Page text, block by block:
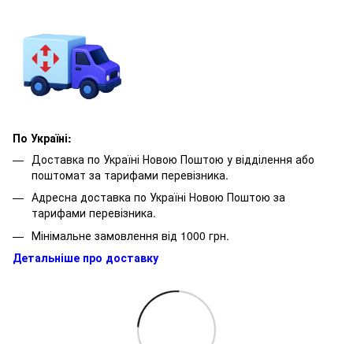
По Україні:
Доставка по Україні Новою Поштою у відділення або
поштомат за тарифами перевізника.
Адресна доставка по Україні Новою Поштою за
тарифами перевізника.
Мінімальне замовлення від 1000 грн.
Детальніше про доставку